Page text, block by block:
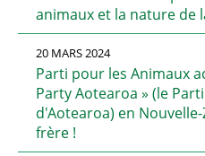
animaux et la nature de
20 MARS 2024
Parti pour les Animaux
Party Aotearoa » (le
d'Aotearoa) en
frère !